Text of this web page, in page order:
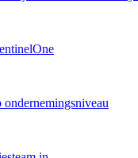
ondernemingsniveau